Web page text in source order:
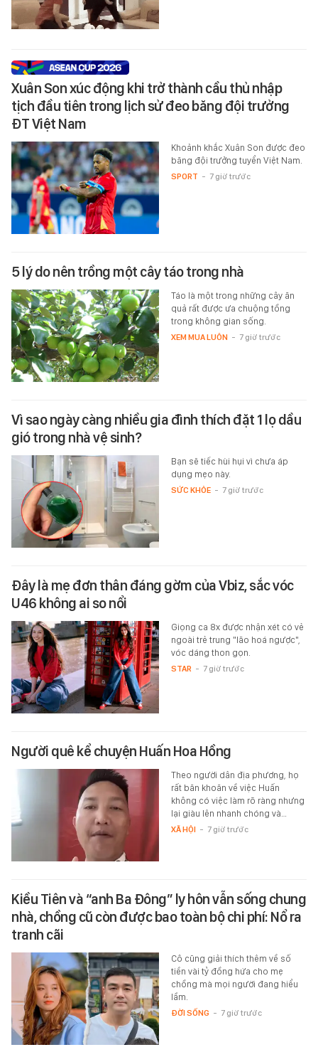
Xuân Son xúc động khi trở thành cầu thủ nhập
tịch đầu tiên trong lịch sử đeo băng đội trưởng
ĐT Việt Nam
Khoảnh khắc Xuân Son được đeo
băng đội trưởng tuyển Việt Nam.
SPORT - 7 giờ trước
5 lý do nên trồng một cây táo trong nhà
Táo là một trong những cây ăn
quả rất được ưa chuộng tồng
trong không gian sống.
XEM MUA LUÔN - 7 giờ trước
Vì sao ngày càng nhiều gia đình thích đặt 1 lọ dầu
gió trong nhà vệ sinh?
Bạn sẽ tiếc hùi hụi vì chưa áp
dụng mẹo này.
SỨC KHỎE - 7 giờ trước
Đây là mẹ đơn thân đáng gờm của Vbiz, sắc vóc
U46 không ai so nổi
Giọng ca 8x được nhận xét có vẻ
ngoài trẻ trung "lão hoá ngược",
vóc dáng thon gọn.
STAR - 7 giờ trước
Người quê kể chuyện Huấn Hoa Hồng
Theo người dân địa phương, họ
rất băn khoăn về việc Huấn
không có việc làm rõ ràng nhưng
lại giàu lên nhanh chóng và…
XÃ HỘI - 7 giờ trước
Kiều Tiên và “anh Ba Đông” ly hôn vẫn sống chung
nhà, chồng cũ còn được bao toàn bộ chi phí: Nổ ra
tranh cãi
Cô cũng giải thích thêm về số
tiền vài tỷ đồng hứa cho mẹ
chồng mà mọi người đang hiểu
lầm.
ĐỜI SỐNG - 7 giờ trước